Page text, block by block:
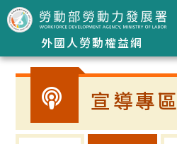
跳到主要內容區塊
外國人勞動權益網
宣導專區